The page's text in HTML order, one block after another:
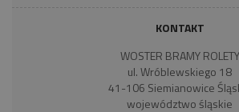
KONTAKT
WOSTER BRAMY ROLETY
ul. Wróblewskiego 18
41-106 Siemianowice
województwo śląskie